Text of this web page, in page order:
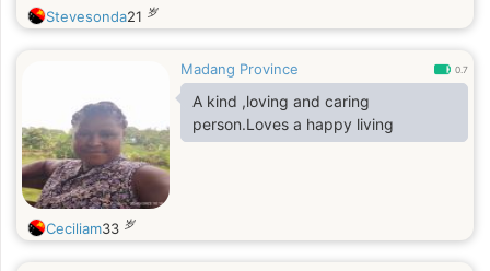
Stevesonda21 岁
Madang Province 0.7
A kind ,loving and caring
person.Loves a happy living
Ceciliam33 岁